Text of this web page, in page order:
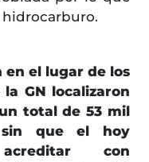
en el lugar de los
GN localizaron
total de 53 mil
sin que el hoy
con